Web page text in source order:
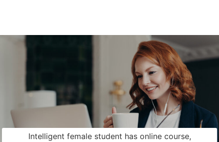
Intelligent female student has online course,